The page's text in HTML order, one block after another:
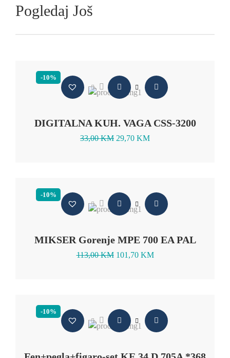
Pogledaj Još
-10%
DIGITALNA KUH. VAGA CSS-3200
33,00KM 29,70 KM
-10%
MIKSER Gorenje MPE 700 EA PAL
113,00KM 101,70 KM
-10%